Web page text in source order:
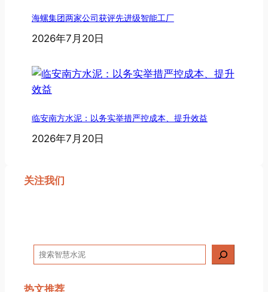
海螺集团两家公司获评先进级智能工厂
2026年7月20日
临安南方水泥：以务实举措严控成本、提升效益
2026年7月20日
关注我们
搜
索
热文推荐